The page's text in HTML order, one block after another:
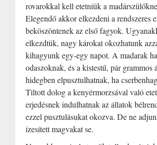
rovarokkal kell etetniük a
Elegendő akkor elkezdeni a rendszeres
beköszöntenek az első fagyok.
elkezdtük, nagy károkat okozhatunk
kihagyunk egy-egy napot. A madarak
odaszoknak, és a kistestű, pár grammos
hidegben elpusztulhatnak, ha
Tiltott dolog a kenyérmorzsával való
erjedésnek indulhatnak az állatok
ezzel pusztulásukat okozva. De ne
ízesített magvakat se.